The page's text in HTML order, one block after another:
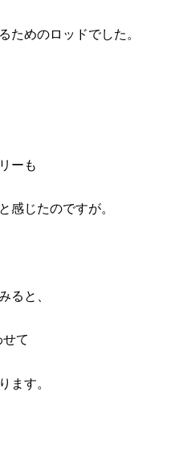
ためのロッドでした。
ーも
感じたのですが。
ると、
て
ます。